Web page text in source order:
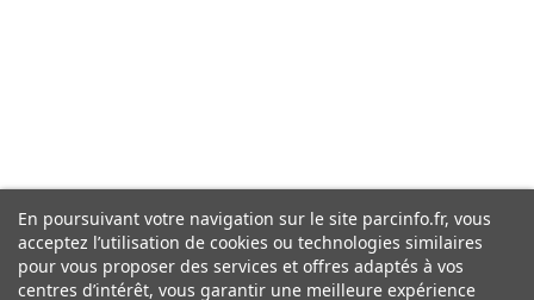
En poursuivant votre navigation sur le site parcinfo.fr, vous
acceptez l’utilisation de cookies ou technologies similaires
pour vous proposer des services et offres adaptés à vos
centres d’intérêt, vous garantir une meilleure expérience